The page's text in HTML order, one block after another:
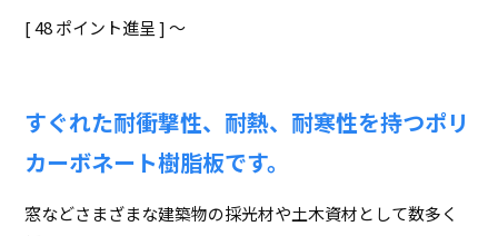
[ 48ポイント進呈 ] 〜
すぐれた耐衝撃性、耐熱、耐寒性を持つポリ
カーボネート樹脂板です。
窓などさまざまな建築物の採光材や土木資材として数多く